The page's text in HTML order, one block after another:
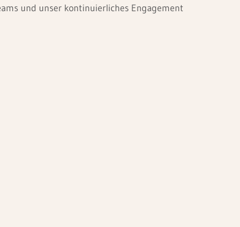
und unser kontinuierliches Engagement